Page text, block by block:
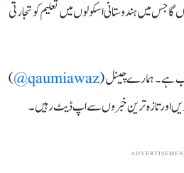
گا جس میں ہندوستانی اسکولوں میں تعلیم کو تجارتی
ہے۔ ہمارے چینل (qaumiawaz@
)
اور تازہ ترین خبروں سے اپ ڈیٹ رہیں۔